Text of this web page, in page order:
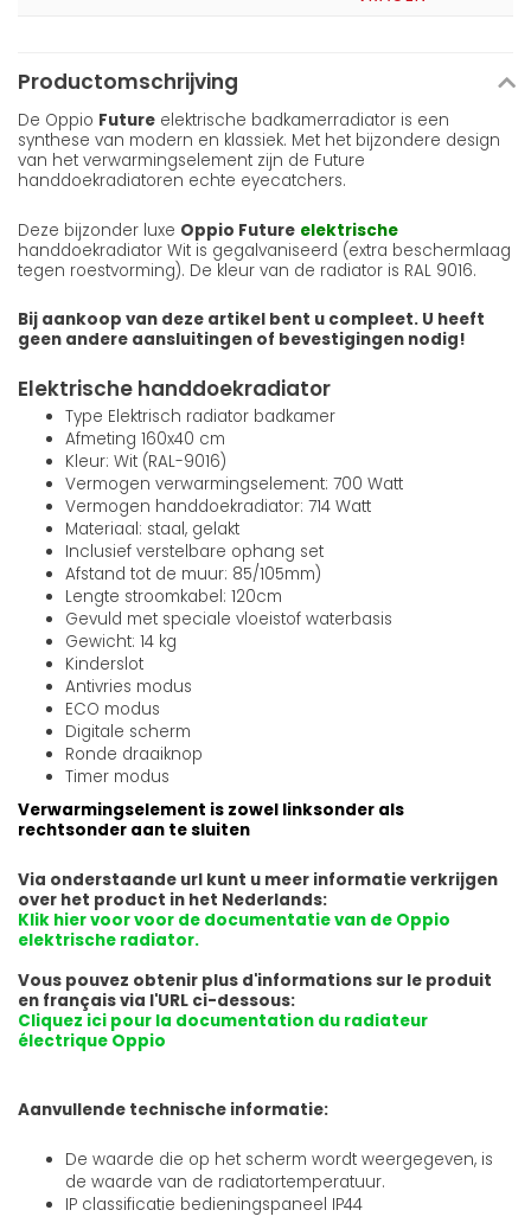
Productomschrijving
De Oppio Future elektrische badkamerradiator is een
synthese van modern en klassiek. Met het bijzondere design
van het verwarmingselement zijn de Future
handdoekradiatoren echte eyecatchers.
Deze bijzonder luxe Oppio Future elektrische
handdoekradiator Wit is gegalvaniseerd (extra beschermlaag
tegen roestvorming). De kleur van de radiator is RAL 9016.
Bij aankoop van deze artikel bent u compleet. U heeft
geen andere aansluitingen of bevestigingen nodig!
Elektrische handdoekradiator
Type Elektrisch radiator badkamer
Afmeting 160x40 cm
Kleur: Wit (RAL-9016)
Vermogen verwarmingselement: 700 Watt
Vermogen handdoekradiator: 714 Watt
Materiaal: staal, gelakt
Inclusief verstelbare ophang set
Afstand tot de muur: 85/105mm)
Lengte stroomkabel: 120cm
Gevuld met speciale vloeistof waterbasis
Gewicht: 14 kg
Kinderslot
Antivries modus
ECO modus
Digitale scherm
Ronde draaiknop
Timer modus
Verwarmingselement is zowel linksonder als
rechtsonder aan te sluiten
Via onderstaande url kunt u meer informatie verkrijgen
over het product in het Nederlands:
Klik hier voor voor de documentatie van de Oppio
elektrische radiator.
Vous pouvez obtenir plus d'informations sur le produit
en français via l'URL ci-dessous:
Cliquez ici pour la documentation du radiateur
électrique Oppio
Aanvullende technische informatie:
De waarde die op het scherm wordt weergegeven, is
de waarde van de radiatortemperatuur.
IP classificatie bedieningspaneel IP44